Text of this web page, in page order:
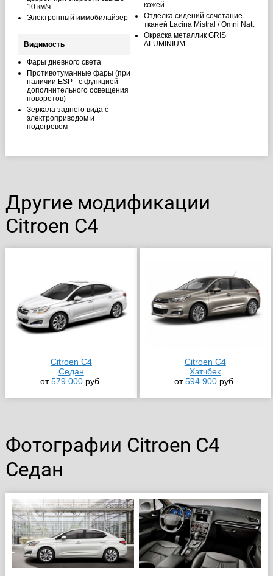
10 км/ч
Электронный иммобилайзер
Видимость
Фары дневного света
Противотуманные фары (при
наличии ESP - с функцией
дополнительного освещения
поворотов)
Зеркала заднего вида с
электроприводом и
подогревом
кожей
Отделка сидений сочетание
тканей Lacina Mistral / Omni Natt
Окраска металлик GRIS
ALUMINIUM
Другие модификации
Citroen C4
Citroen C4
Седан
от579 000 руб.
Citroen C4
Хэтчбек
от594 900 руб.
Фотографии Citroen C4
Седан